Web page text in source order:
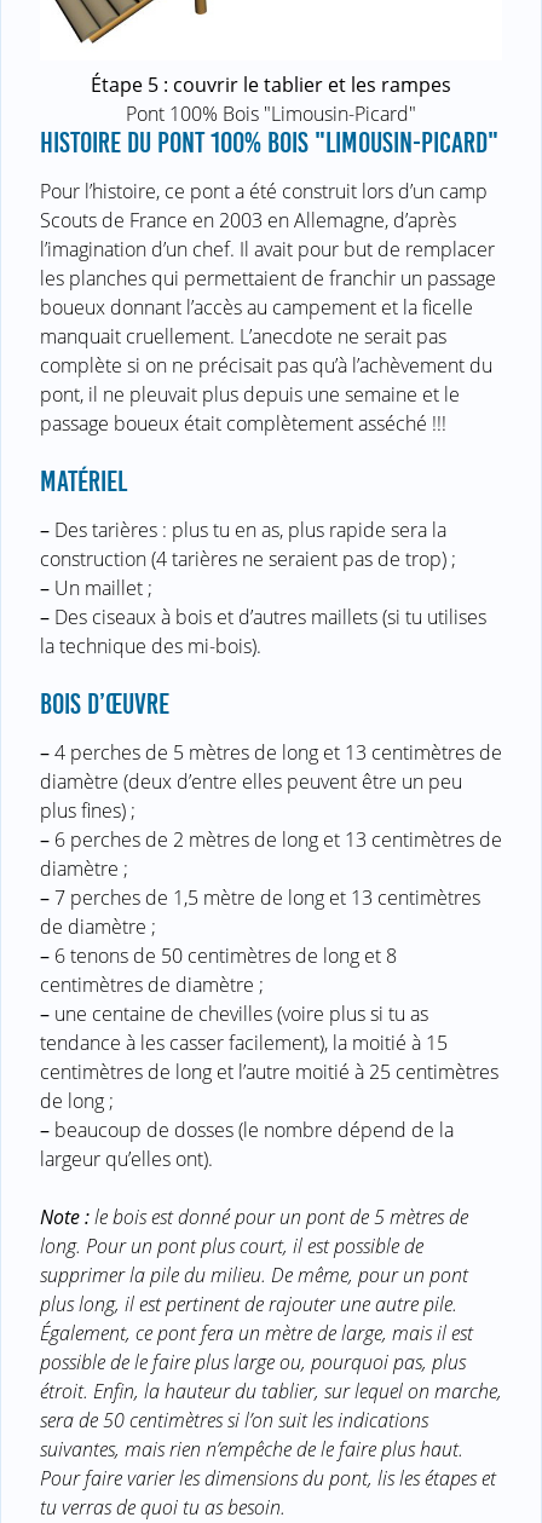
Étape 5 : couvrir le tablier et les rampes
Pont 100% Bois "Limousin-Picard"
HISTOIRE DU PONT 100% BOIS "LIMOUSIN-PICARD"
Pour l’histoire, ce pont a été construit lors d’un camp
Scouts de France en 2003 en Allemagne, d’après
l’imagination d’un chef. Il avait pour but de remplacer
les planches qui permettaient de franchir un passage
boueux donnant l’accès au campement et la ficelle
manquait cruellement. L’anecdote ne serait pas
complète si on ne précisait pas qu’à l’achèvement du
pont, il ne pleuvait plus depuis une semaine et le
passage boueux était complètement asséché !!!
MATÉRIEL
– Des tarières : plus tu en as, plus rapide sera la
construction (4 tarières ne seraient pas de trop) ;
– Un maillet ;
– Des ciseaux à bois et d’autres maillets (si tu utilises
la technique des mi-bois).
BOIS D’ŒUVRE
–4 perches de 5 mètres de long et 13 centimètres de
diamètre (deux d’entre elles peuvent être un peu
plus fines) ;
– 6 perches de 2 mètres de long et 13 centimètres de
diamètre ;
–7 perches de 1,5 mètre de long et 13 centimètres
de diamètre ;
– 6 tenons de 50 centimètres de long et 8
centimètres de diamètre ;
– une centaine de chevilles (voire plus si tu as
tendance à les casser facilement), la moitié à 15
centimètres de long et l’autre moitié à 25 centimètres
de long ;
– beaucoup de dosses (le nombre dépend de la
largeur qu’elles ont).
Note :le bois est donné pour un pont de 5 mètres de
long. Pour un pont plus court, il est possible de
supprimer la pile du milieu. De même, pour un pont
plus long, il est pertinent de rajouter une autre pile.
Également, ce pont fera un mètre de large, mais il est
possible de le faire plus large ou, pourquoi pas, plus
étroit. Enfin, la hauteur du tablier, sur lequel on marche,
sera de 50 centimètres si l’on suit les indications
suivantes, mais rien n’empêche de le faire plus haut.
Pour faire varier les dimensions du pont, lis les étapes et
tu verras de quoi tu as besoin.